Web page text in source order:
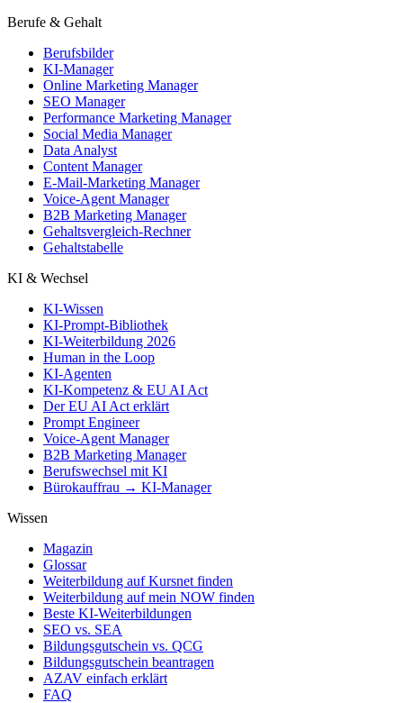
Berufe & Gehalt
Berufsbilder
KI-Manager
Online Marketing Manager
SEO Manager
Performance Marketing Manager
Social Media Manager
Data Analyst
Content Manager
E-Mail-Marketing Manager
Voice-Agent Manager
B2B Marketing Manager
Gehaltsvergleich-Rechner
Gehaltstabelle
KI & Wechsel
KI-Wissen
KI-Prompt-Bibliothek
KI-Weiterbildung 2026
Human in the Loop
KI-Agenten
KI-Kompetenz & EU AI Act
Der EU AI Act erklärt
Prompt Engineer
Voice-Agent Manager
B2B Marketing Manager
Berufswechsel mit KI
Bürokauffrau → KI-Manager
Wissen
Magazin
Glossar
Weiterbildung auf Kursnet finden
Weiterbildung auf mein NOW finden
Beste KI-Weiterbildungen
SEO vs. SEA
Bildungsgutschein vs. QCG
Bildungsgutschein beantragen
AZAV einfach erklärt
FAQ